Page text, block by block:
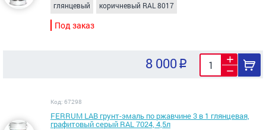
глянцевый коричневый RAL 8017
Под заказ
8 000
Код: 67298
FERRUM LAB грунт-эмаль по ржавчине 3 в 1 глянцевая,
графитовый серый RAL 7024, 4,5л